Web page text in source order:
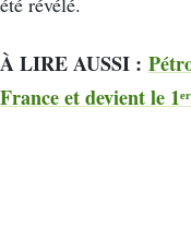
À LIRE AUSSI :
France et devient le